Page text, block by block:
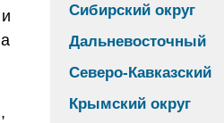
Сибирский округ
Дальневосточный
Северо-Кавказский
Крымский округ